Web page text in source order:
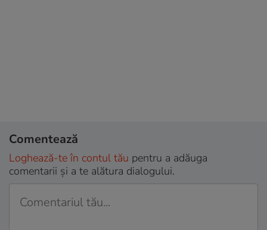
Comentează
Loghează-te în contul tău pentru a adăuga
comentarii și a te alătura dialogului.